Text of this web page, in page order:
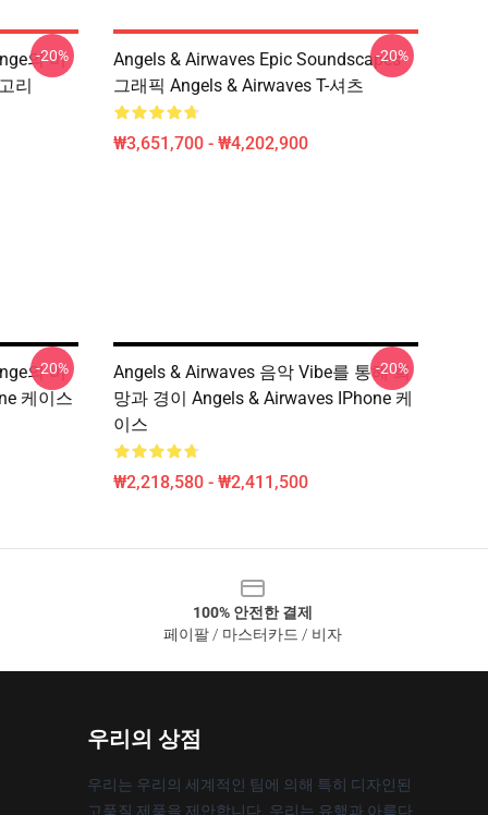
의 비
리
-20%
Angels & Airwaves Epic Soundscapes
그래픽 Angels & Airwaves T-셔츠
₩3,651,700 - ₩4,202,900
-20%
의 비
케이스
-20%
Angels & Airwaves 음악 Vibe를 통해 희
망과 경이 Angels & Airwaves IPhone 케
이스
₩2,218,580 - ₩2,411,500
-20%
100% 안전한 결제
페이팔 / 마스터카드 / 비자
우리의 상점
우리는 우리의 세계적인 팀에 의해 특히 디자인된
고품질 제품을 제안합니다. 우리는 유행과 아름다